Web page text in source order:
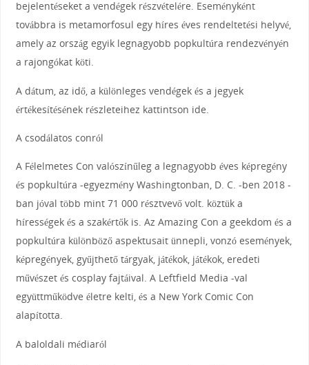
bejelentéseket a vendégek részvételére. Eseményként
továbbra is metamorfosul egy híres éves rendeltetési helyvé,
amely az ország egyik legnagyobb popkultúra rendezvényén
a rajongókat köti.
A dátum, az idő, a különleges vendégek és a jegyek
értékesítésének részleteihez kattintson ide.
A csodálatos conról
A Félelmetes Con valószínűleg a legnagyobb éves képregény
és popkultúra -egyezmény Washingtonban, D. C. -ben 2018 -
ban jóval több mint 71 000 résztvevő volt. köztük a
hírességek és a szakértők is. Az Amazing Con a geekdom és a
popkultúra különböző aspektusait ünnepli, vonzó események,
képregények, gyűjthető tárgyak, játékok, játékok, eredeti
művészet és cosplay fajtáival. A Leftfield Media -val
együttműködve életre kelti, és a New York Comic Con
alapította.
A baloldali médiaról